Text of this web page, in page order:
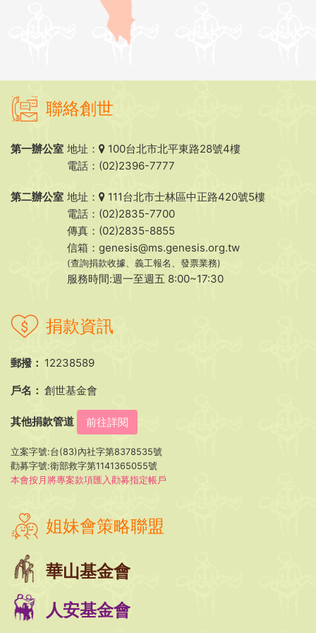
聯絡創世
第一辦公室 地址：
100台北市北平東路28號4樓
電話：(02)2396-7777
第二辦公室 地址：
111台北市士林區中正路420號5樓
電話：(02)2835-7700
傳真：(02)2835-8855
信箱： genesis@ms.genesis.org.tw
(查詢捐款收據、義工報名、發票業務)
服務時間:週一至週五 8:00~17:30
捐款資訊
郵撥： 12238589
戶名： 創世基金會
其他捐款管道 前往詳閱
立案字號:台(83)內社字第8378535號
勸募字號:衛部救字第1141365055號
本會按月將專案款項匯入勸募指定帳戶
姐妹會策略聯盟
華山基金會
人安基金會